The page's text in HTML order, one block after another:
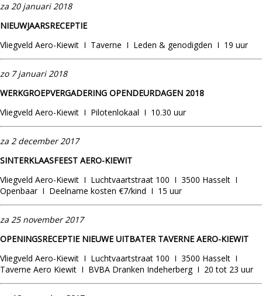
za 20 januari 2018
NIEUWJAARSRECEPTIE
Vliegveld Aero-Kiewit I Taverne I Leden & genodigden I 19 uur
zo 7 januari 2018
WERKGROEPVERGADERING OPENDEURDAGEN 2018
Vliegveld Aero-Kiewit I Pilotenlokaal I 10.30 uur
za 2 december 2017
SINTERKLAASFEEST AERO-KIEWIT
Vliegveld Aero-Kiewit I Luchtvaartstraat 100 I 3500 Hasselt I
Openbaar I Deelname kosten €7/kind I 15 uur
za 25 november 2017
OPENINGSRECEPTIE NIEUWE UITBATER TAVERNE AERO-KIEWIT
Vliegveld Aero-Kiewit I Luchtvaartstraat 100 I 3500 Hasselt I
Taverne Aero Kiewit I BVBA Dranken Indeherberg I 20 tot 23 uur